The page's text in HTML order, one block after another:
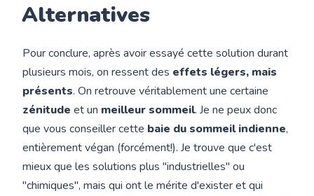
Alternatives
Pour conclure, après avoir essayé cette solution durant
plusieurs mois, on ressent des effets légers, mais
présents. On retrouve véritablement une certaine
zénitude et un meilleur sommeil. Je ne peux donc
que vous conseiller cette baie du sommeil indienne,
entièrement végan (forcément!). Je trouve que c'est
mieux que les solutions plus "industrielles" ou
"chimiques", mais qui ont le mérite d'exister et qui